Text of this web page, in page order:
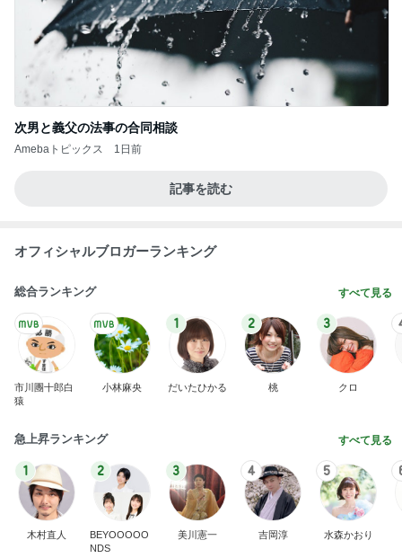
次男と義父の法事の合同相談
Amebaトピックス 1日前
記事を読む
オフィシャルブロガーランキング
総合ランキング すべて見る
市川團十郎白
猿
小林麻央
1
だいたひかる
2
桃
3
クロ
急上昇ランキング すべて見る
1
木村直人
2
BEYOOOOO
NDS
3
美川憲一
4
吉岡淳
5
水森かおり